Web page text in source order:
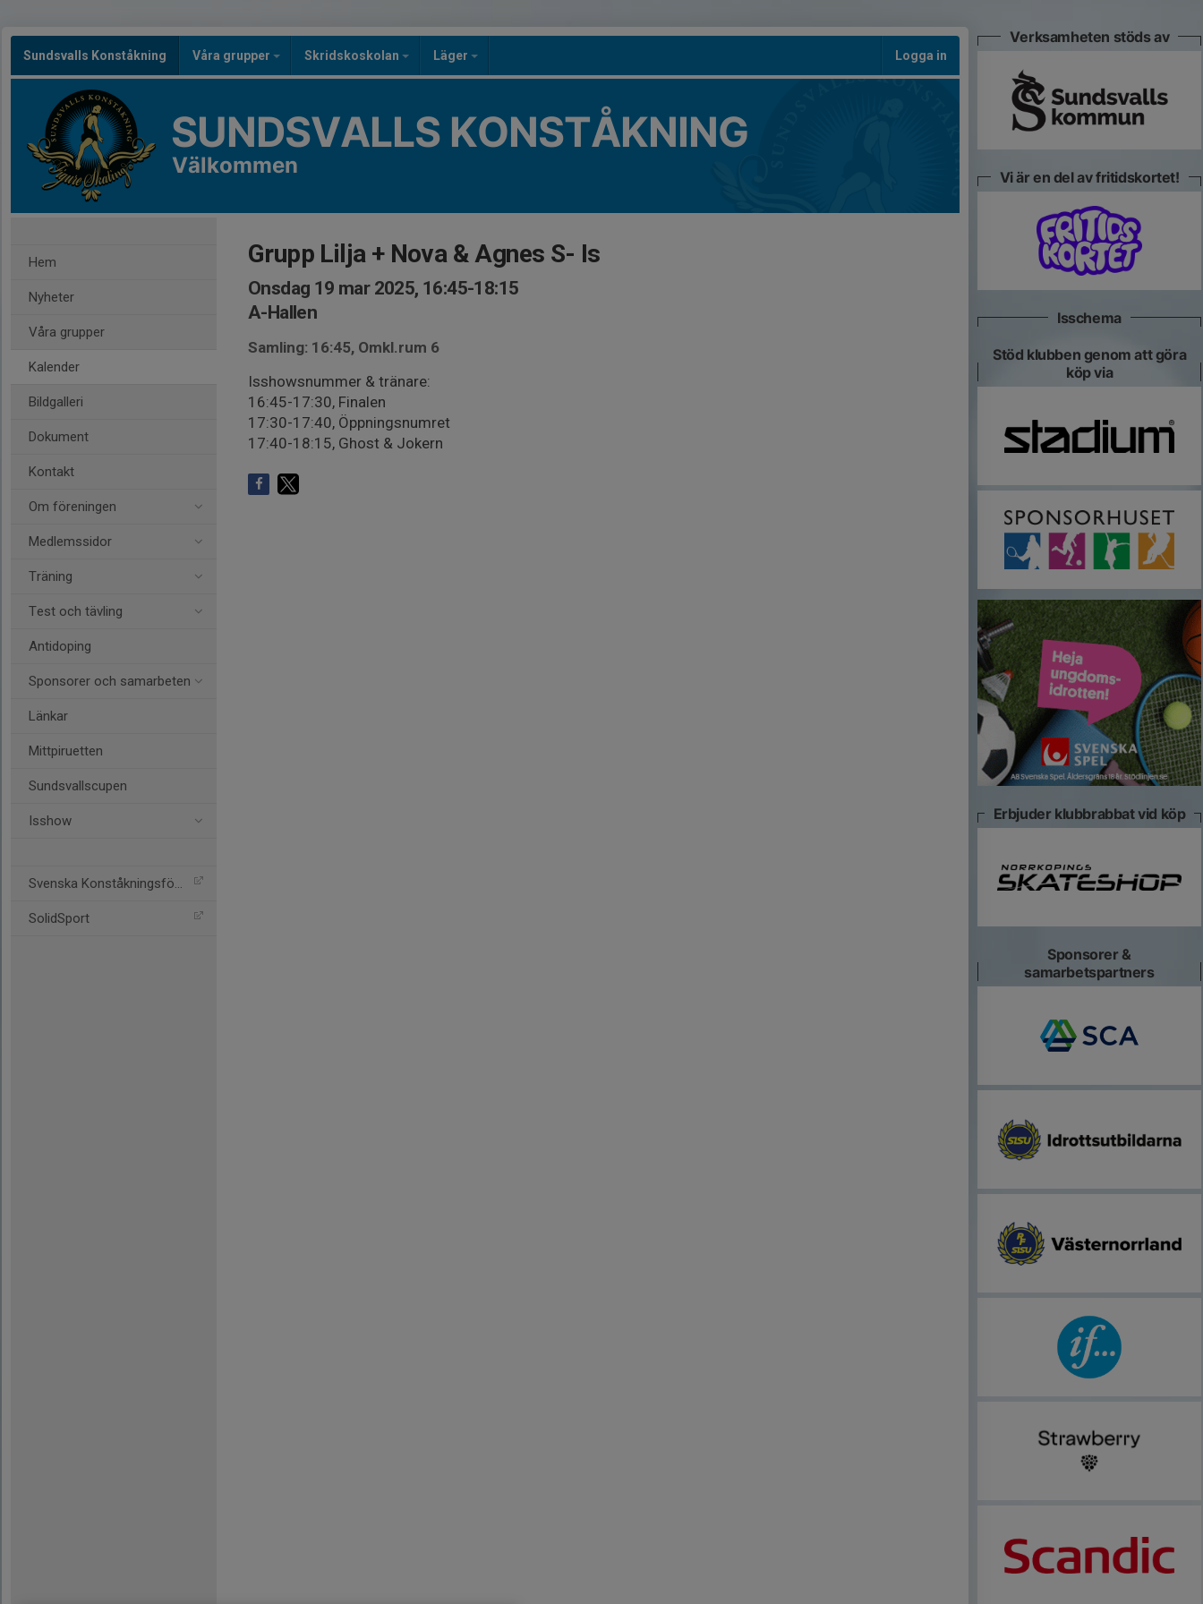
Sundsvalls Konståkning Våra grupper Skridskoskolan Läger Logga in
SUNDSVALLS KONSTÅKNING
Välkommen
Hem
Nyheter
Våra grupper
Kalender
Bildgalleri
Dokument
Kontakt
Om föreningen
Medlemssidor
Träning
Test och tävling
Antidoping
Sponsorer och samarbeten
Länkar
Mittpiruetten
Sundsvallscupen
Isshow
Svenska Konståkningsförbu
SolidSport
Grupp Lilja + Nova & Agnes S- Is
Onsdag 19 mar 2025, 16:45-18:15
A-Hallen
Samling: 16:45, Omkl.rum 6
Isshowsnummer & tränare:
16:45-17:30, Finalen
17:30-17:40, Öppningsnumret
17:40-18:15, Ghost & Jokern
Verksamheten stöds av
Vi är en del av fritidskortet!
Isschema
Stöd klubben genom att göra
köp via
Erbjuder klubbrabbat vid köp
Sponsorer &
samarbetspartners